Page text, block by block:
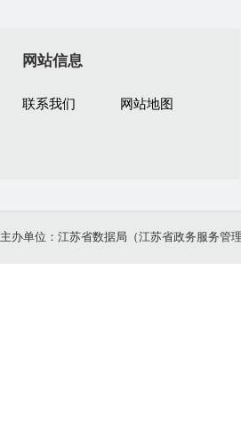
网站信息
联系我们 网站地图
主办单位：江苏省数据局（江苏省政务服务管理